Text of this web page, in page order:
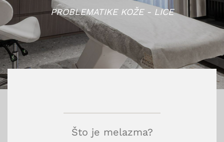
PROBLEMATIKE KOŽE - LICE
Što je melazma?